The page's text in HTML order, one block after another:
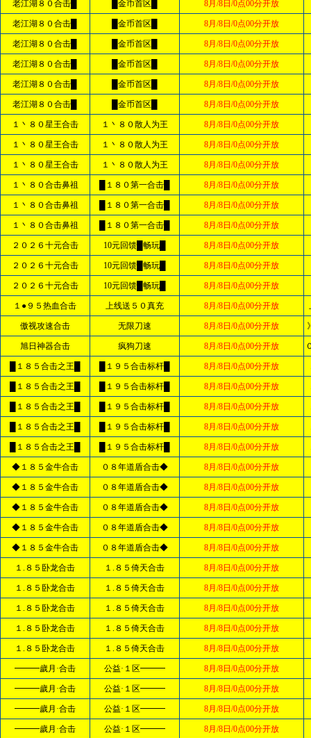
老江湖８０合击█ █金币首区█ 8月/8日/0点00分开放
老江湖８０合击█ █金币首区█ 8月/8日/0点00分开放
老江湖８０合击█ █金币首区█ 8月/8日/0点00分开放
老江湖８０合击█ █金币首区█ 8月/8日/0点00分开放
老江湖８０合击█ █金币首区█ 8月/8日/0点00分开放
老江湖８０合击█ █金币首区█ 8月/8日/0点00分开放
１丶８０星王合击 １丶８０散人为王 8月/8日/0点00分开放
１丶８０星王合击 １丶８０散人为王 8月/8日/0点00分开放
１丶８０星王合击 １丶８０散人为王 8月/8日/0点00分开放
１丶８０合击鼻祖 █１８０第一合击█ 8月/8日/0点00分开放
１丶８０合击鼻祖 █１８０第一合击█ 8月/8日/0点00分开放
１丶８０合击鼻祖 █１８０第一合击█ 8月/8日/0点00分开放
２０２６十元合击 10元回馈█畅玩█ 8月/8日/0点00分开放
２０２６十元合击 10元回馈█畅玩█ 8月/8日/0点00分开放
２０２６十元合击 10元回馈█畅玩█ 8月/8日/0点00分开放
１●９５热血合击 上线送５０真充 8月/8日/0点00分开放
傲视攻速合击 无限刀速 8月/8日/0点00分开放
旭日神器合击 疯狗刀速 8月/8日/0点00分开放
█１８５合击之王█ █１９５合击标杆█ 8月/8日/0点00分开放
█１８５合击之王█ █１９５合击标杆█ 8月/8日/0点00分开放
█１８５合击之王█ █１９５合击标杆█ 8月/8日/0点00分开放
█１８５合击之王█ █１９５合击标杆█ 8月/8日/0点00分开放
█１８５合击之王█ █１９５合击标杆█ 8月/8日/0点00分开放
◆１８５金牛合击 ０８年道盾合击◆ 8月/8日/0点00分开放
◆１８５金牛合击 ０８年道盾合击◆ 8月/8日/0点00分开放
◆１８５金牛合击 ０８年道盾合击◆ 8月/8日/0点00分开放
◆１８５金牛合击 ０８年道盾合击◆ 8月/8日/0点00分开放
◆１８５金牛合击 ０８年道盾合击◆ 8月/8日/0点00分开放
１.８５卧龙合击 １.８５倚天合击 8月/8日/0点00分开放
１.８５卧龙合击 １.８５倚天合击 8月/8日/0点00分开放
１.８５卧龙合击 １.８５倚天合击 8月/8日/0点00分开放
１.８５卧龙合击 １.８５倚天合击 8月/8日/0点00分开放
１.８５卧龙合击 １.８５倚天合击 8月/8日/0点00分开放
━━━歲月·合击 公益·１区━━━ 8月/8日/0点00分开放
━━━歲月·合击 公益·１区━━━ 8月/8日/0点00分开放
━━━歲月·合击 公益·１区━━━ 8月/8日/0点00分开放
━━━歲月·合击 公益·１区━━━ 8月/8日/0点00分开放